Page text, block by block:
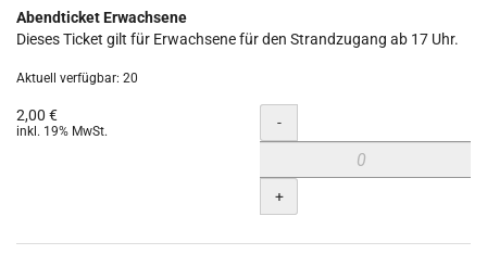
Abendticket Erwachsene
Dieses Ticket gilt für Erwachsene für den Strandzugang ab 17 Uhr.
Aktuell verfügbar: 20
2,00 €
inkl. 19% MwSt. Menge
-
+